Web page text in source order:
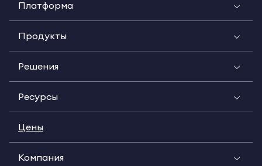
Платформа
Продукты
Решения
Ресурсы
Цены
Компания